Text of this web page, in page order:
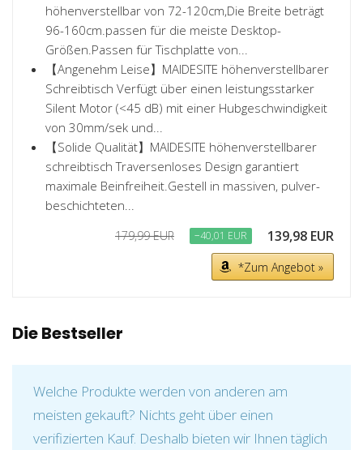
höhenverstellbar von 72-120cm,Die Breite beträgt
96-160cm.passen für die meiste Desktop-
Größen.Passen für Tischplatte von...
【Angenehm Leise】MAIDESITE höhenverstellbarer
Schreibtisch Verfügt über einen leistungsstarker
Silent Motor (<45 dB) mit einer Hubgeschwindigkeit
von 30mm/sek und...
【Solide Qualität】MAIDESITE höhenverstellbarer
schreibtisch Traversenloses Design garantiert
maximale Beinfreiheit.Gestell in massiven, pulver-
beschichteten...
179,99 EUR −40,01 EUR 139,98 EUR
*Zum Angebot »
Die Bestseller
Welche Produkte werden von anderen am
meisten gekauft? Nichts geht über einen
verifizierten Kauf. Deshalb bieten wir Ihnen täglich